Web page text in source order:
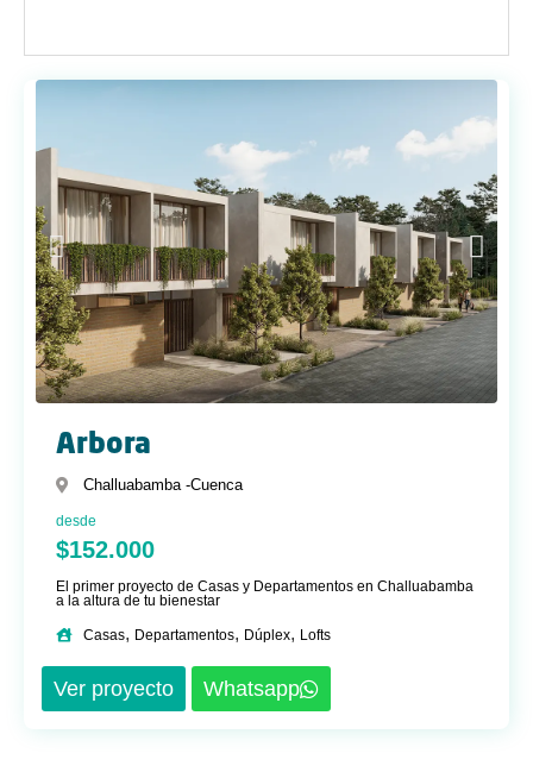
Arbora
Challuabamba -Cuenca
desde
$152.000
El primer proyecto de Casas y Departamentos en Challuabamba
a la altura de tu bienestar
Casas, Departamentos, Dúplex, Lofts
Ver proyecto Whatsapp